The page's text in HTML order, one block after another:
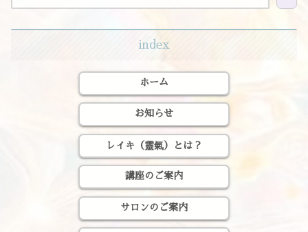
index
ホーム
お知らせ
レイキ（靈氣）とは？
講座のご案内
サロンのご案内